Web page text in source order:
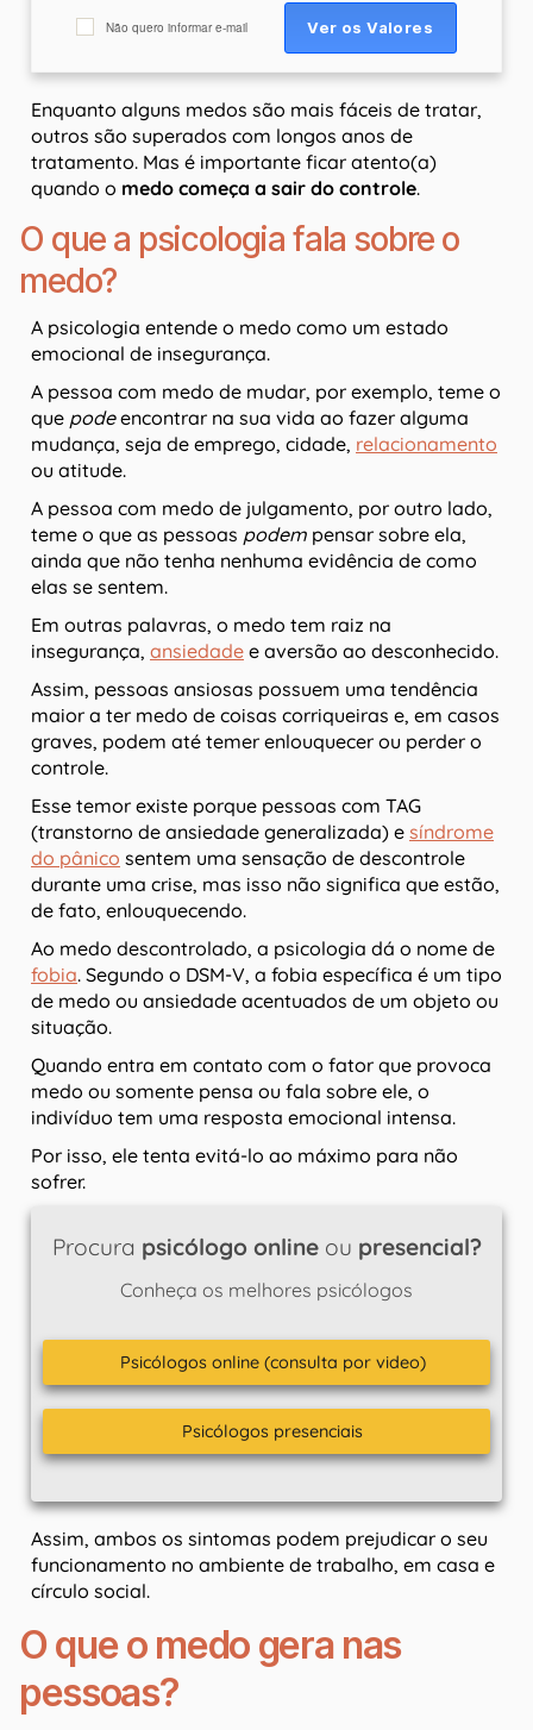
Não quero informar e-mail
Enquanto alguns medos são mais fáceis de tratar,
outros são superados com longos anos de
tratamento. Mas é importante ficar atento(a)
quando o medo começa a sair do controle.
O que a psicologia fala sobre o
medo?
A psicologia entende o medo como um estado
emocional de insegurança.
A pessoa com medo de mudar, por exemplo, teme o
que podeencontrar na sua vida ao fazer alguma
mudança, seja de emprego, cidade, relacionamento
ou atitude.
A pessoa com medo de julgamento, por outro lado,
teme o que as pessoas podem pensar sobre ela,
ainda que não tenha nenhuma evidência de como
elas se sentem.
Em outras palavras, o medo tem raiz na
insegurança, ansiedade e aversão ao desconhecido.
Assim, pessoas ansiosas possuem uma tendência
maior a ter medo de coisas corriqueiras e, em casos
graves, podem até temer enlouquecer ou perder o
controle.
Esse temor existe porque pessoas com TAG
(transtorno de ansiedade generalizada) e síndrome
do pânico sentem uma sensação de descontrole
durante uma crise, mas isso não significa que estão,
de fato, enlouquecendo.
Ao medo descontrolado, a psicologia dá o nome de
fobia. Segundo o DSM-V, a fobia específica é um tipo
de medo ou ansiedade acentuados de um objeto ou
situação.
Quando entra em contato com o fator que provoca
medo ou somente pensa ou fala sobre ele, o
indivíduo tem uma resposta emocional intensa.
Por isso, ele tenta evitá-lo ao máximo para não
sofrer.
Procura psicólogo onlineou presencial?
Conheça os melhores psicólogos
Psicólogos online (consulta por video)
Psicólogos presenciais
Assim, ambos os sintomas podem prejudicar o seu
funcionamento no ambiente de trabalho, em casa e
círculo social.
O que o medo gera nas
pessoas?